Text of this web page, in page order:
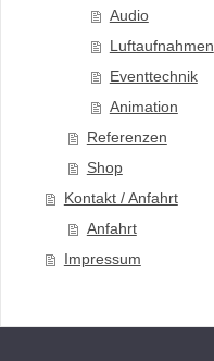
Audio
Luftaufnahmen
Eventtechnik
Animation
Referenzen
Shop
Kontakt / Anfahrt
Anfahrt
Impressum